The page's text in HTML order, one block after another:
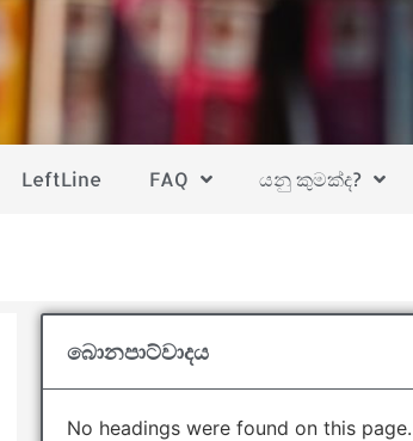
LeftLine FAQ යනු කුමක්ද?
බොනපාට්වාදය
No headings were found on this page.